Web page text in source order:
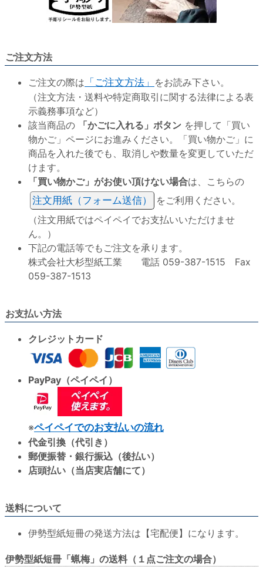
ご注文方法
ご注文の際は 「ご注文方法」 をお読み下さい。
（注文方法・送料や特定商取引に関する法律による表
示義務事項など）
該当商品の
「かごに入れる」ボタン を押して「買い
物かご」ページにお進みください。「買い物かご」に
商品を入れた後でも、取消しや数量を変更していただ
けます。
「買い物かご」がお使い頂けない場合は、こちらの
注文用紙（フォーム送信）
をご利用ください。
（注文用紙ではペイペイでお支払いいただけませ
ん。）
下記の電話等でもご注文を承ります。
株式会社大杉型紙工業 電話 059-387-1515 Fax
059-387-1513
お支払い方法
クレジットカード
PayPay（ペイペイ）
※ペイペイでのお支払いの流れ
代金引換（代引き）
郵便振替・銀行振込（後払い）
店頭払い（当店実店舗にて）
送料について
伊勢型紙短冊の発送方法は【宅配便】になります。
伊勢型紙短冊「蝋梅」の送料（１点ご注文の場合）